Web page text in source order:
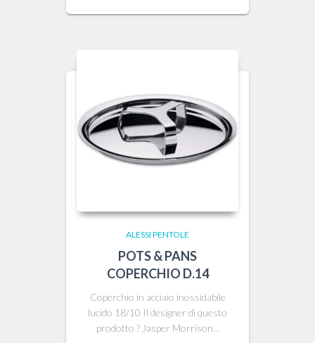
ALESSI PENTOLE
POTS & PANS
COPERCHIO D.14
Coperchio in acciaio inossidabile
lucido 18/10 Il designer di questo
prodotto ? Jasper Morrison...